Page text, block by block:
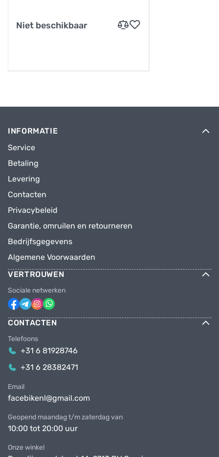
Niet beschikbaar
INFORMATIE
Service
Betaling
Levering
Contacten
Privacybeleid
Garantie, omruilen en retourneren
Bedrijfsgegevens
Algemene Voorwaarden
VERTROUWEN
Sociale netwerken
CONTACTEN
Telefoons
+31 6 81928746
+31 6 28382471
Email
facebikenl@gmail.com
Geopend maandag t/m zaterdag van
10:00 tot 20:00 uur
Onze winkel